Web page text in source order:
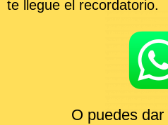
te llegue el recordatorio.
O puedes dar